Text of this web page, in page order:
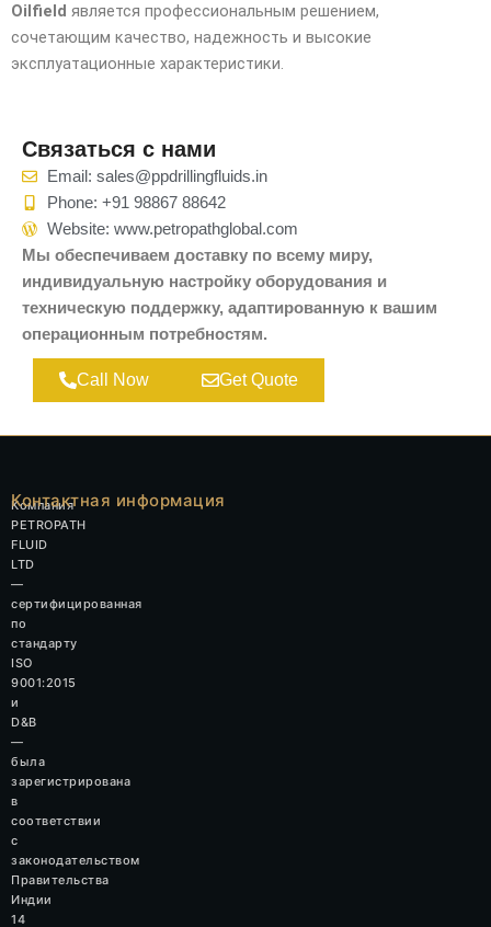
Oilfield является профессиональным решением,
сочетающим качество, надежность и высокие
эксплуатационные характеристики.
Связаться с нами
Email: sales@ppdrillingfluids.in
Phone: +91 98867 88642
Website: www.petropathglobal.com
Мы обеспечиваем доставку по всему миру,
индивидуальную настройку оборудования и
техническую поддержку, адаптированную к вашим
операционным потребностям.
Call Now Get Quote
Компания
PETROPATH
FLUID
LTD
—
сертифицированная
по
стандарту
ISO
9001:2015
и
D&B
—
была
зарегистрирована
в
соответствии
с
законодательством
Правительства
Индии
14
Контактная информация